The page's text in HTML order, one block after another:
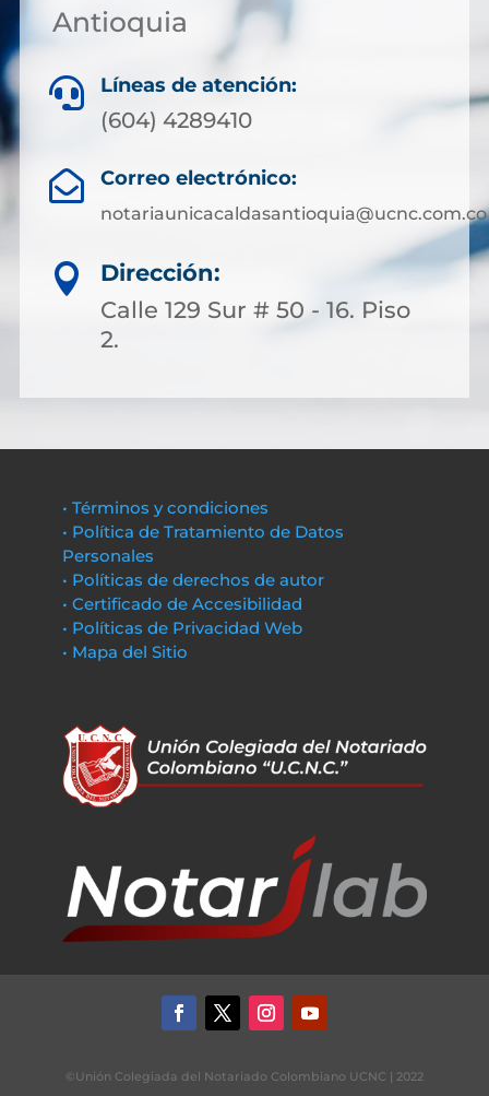
Antioquia
 Líneas de atención:
(604) 4289410
 Correo electrónico:
notariaunicacaldasantioquia@ucnc.com.co

Dirección:
Calle 129 Sur # 50 - 16. Piso
2.
• Términos y condiciones
• Política de Tratamiento de Datos
Personales
• Políticas de derechos de autor
• Certificado de Accesibilidad
• Políticas de Privacidad Web
• Mapa del Sitio
©Unión Colegiada del Notariado Colombiano UCNC | 2022